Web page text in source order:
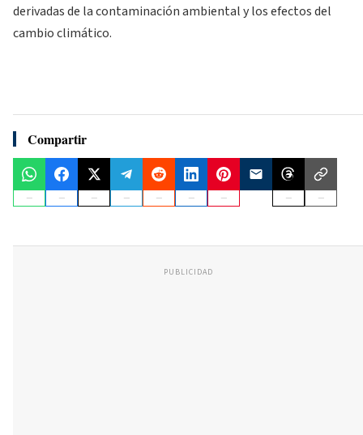
derivadas de la contaminación ambiental y los efectos del
cambio climático.
Compartir
PUBLICIDAD